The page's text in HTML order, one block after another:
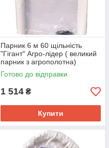
Парник 6 м 60 щільність
"Гігант" Агро-лідер ( великий
парник з агрополотна)
Готово до відправки
1 514 ₴
Купити